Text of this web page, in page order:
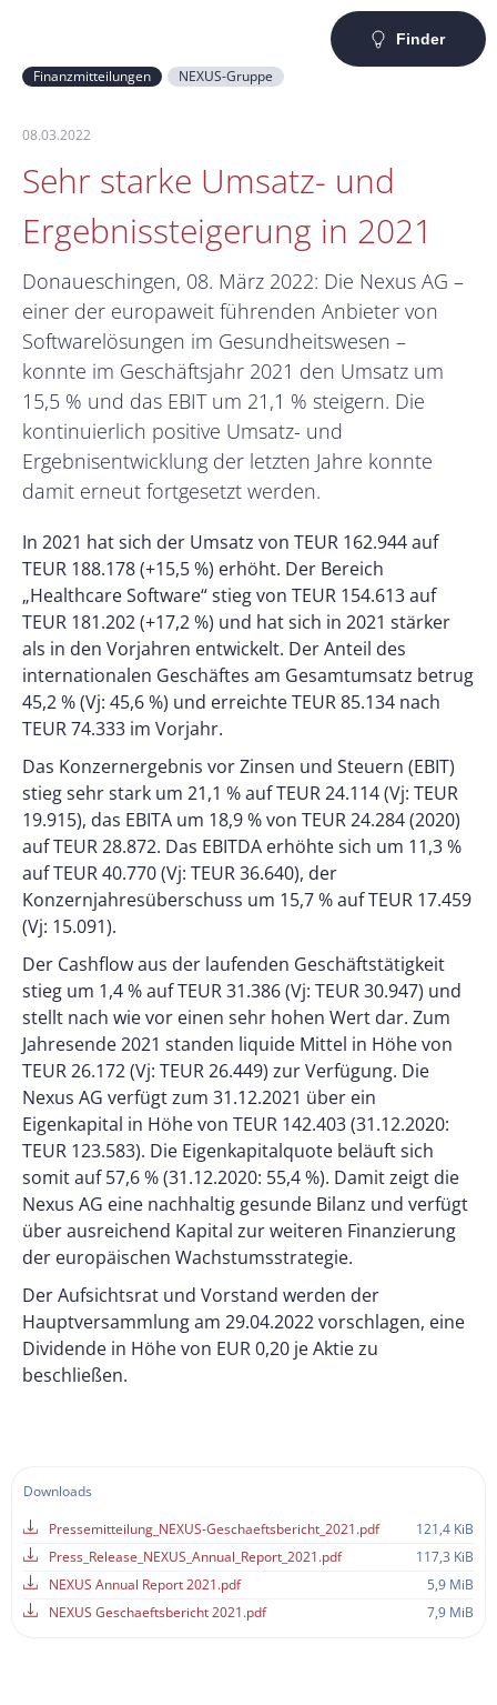
Finder
Finanzmitteilungen NEXUS-Gruppe
08.03.2022
Sehr starke Umsatz- und
Ergebnissteigerung in 2021
Donaueschingen, 08. März 2022: Die Nexus AG –
einer der europaweit führenden Anbieter von
Softwarelösungen im Gesundheitswesen –
konnte im Geschäftsjahr 2021 den Umsatz um
15,5 % und das EBIT um 21,1 % steigern. Die
kontinuierlich positive Umsatz- und
Ergebnisentwicklung der letzten Jahre konnte
damit erneut fortgesetzt werden.
In 2021 hat sich der Umsatz von TEUR 162.944 auf
TEUR 188.178 (+15,5 %) erhöht. Der Bereich
„Healthcare Software“ stieg von TEUR 154.613 auf
TEUR 181.202 (+17,2 %) und hat sich in 2021 stärker
als in den Vorjahren entwickelt. Der Anteil des
internationalen Geschäftes am Gesamtumsatz betrug
45,2 % (Vj: 45,6 %) und erreichte TEUR 85.134 nach
TEUR 74.333 im Vorjahr.
Das Konzernergebnis vor Zinsen und Steuern (EBIT)
stieg sehr stark um 21,1 % auf TEUR 24.114 (Vj: TEUR
19.915), das EBITA um 18,9 % von TEUR 24.284 (2020)
auf TEUR 28.872. Das EBITDA erhöhte sich um 11,3 %
auf TEUR 40.770 (Vj: TEUR 36.640), der
Konzernjahresüberschuss um 15,7 % auf TEUR 17.459
(Vj: 15.091).
Der Cashflow aus der laufenden Geschäftstätigkeit
stieg um 1,4 % auf TEUR 31.386 (Vj: TEUR 30.947) und
stellt nach wie vor einen sehr hohen Wert dar. Zum
Jahresende 2021 standen liquide Mittel in Höhe von
TEUR 26.172 (Vj: TEUR 26.449) zur Verfügung. Die
Nexus AG verfügt zum 31.12.2021 über ein
Eigenkapital in Höhe von TEUR 142.403 (31.12.2020:
TEUR 123.583). Die Eigenkapitalquote beläuft sich
somit auf 57,6 % (31.12.2020: 55,4 %). Damit zeigt die
Nexus AG eine nachhaltig gesunde Bilanz und verfügt
über ausreichend Kapital zur weiteren Finanzierung
der europäischen Wachstumsstrategie.
Der Aufsichtsrat und Vorstand werden der
Hauptversammlung am 29.04.2022 vorschlagen, eine
Dividende in Höhe von EUR 0,20 je Aktie zu
beschließen.
Downloads
Pressemitteilung_NEXUS-Geschaeftsbericht_2021.pdf
121,4 KiB
Press_Release_NEXUS_Annual_Report_2021.pdf
117,3 KiB
NEXUS Annual Report 2021.pdf
5,9 MiB
NEXUS Geschaeftsbericht 2021.pdf
7,9 MiB